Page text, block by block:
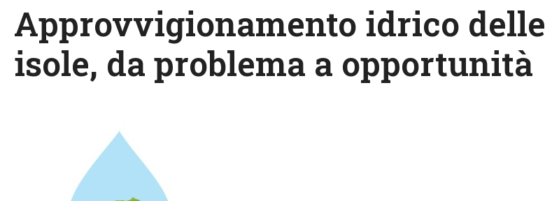
Approvvigionamento idrico delle
isole, da problema a opportunità